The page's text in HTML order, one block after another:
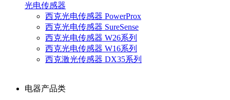
光电传感器
西克光电传感器 PowerProx
西克光电传感器 SureSense
西克光电传感器 W26系列
西克光电传感器 W16系列
西克激光传感器 DX35系列
电器产品类